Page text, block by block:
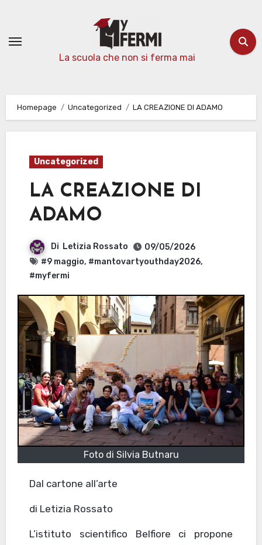
contenuto
La scuola che non si ferma mai
Homepage Uncategorized LA CREAZIONE DI ADAMO
Uncategorized
LA CREAZIONE DI
ADAMO
Di Letizia Rossato
09/05/2026
#9 maggio, #mantovartyouthday2026,
#myfermi
Foto di Silvia Butnaru
Dal cartone all’arte
di Letizia Rossato
L’istituto scientifico Belfiore ci propone